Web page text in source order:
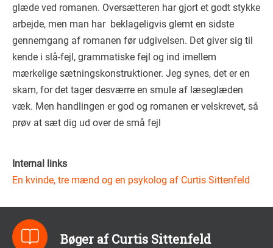
glæde ved romanen. Oversætteren har gjort et godt stykke
arbejde, men man har beklageligvis glemt en sidste
gennemgang af romanen før udgivelsen. Det giver sig til
kende i slå-fejl, grammatiske fejl og ind imellem
mærkelige sætningskonstruktioner. Jeg synes, det er en
skam, for det tager desværre en smule af læseglæden
væk. Men handlingen er god og romanen er velskrevet, så
prøv at sæt dig ud over de små fejl
Internal links
En kvinde, tre mænd og en psykolog af Curtis Sittenfeld
Bøger af Curtis Sittenfeld